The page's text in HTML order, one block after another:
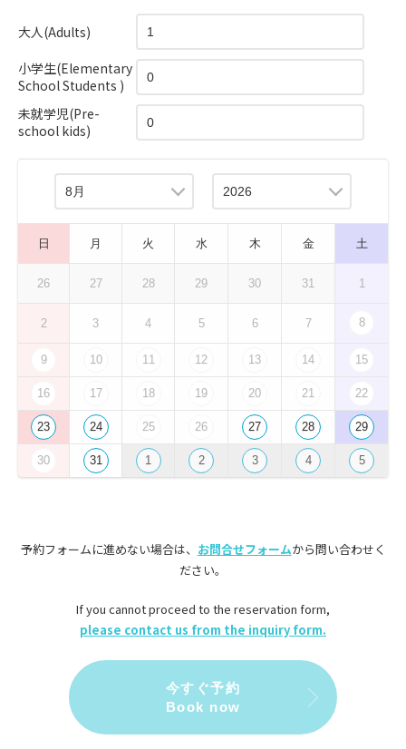
大人(Adults)
小学生(Elementary
School Students )
未就学児(Pre-
school kids)
日 月 火 水 木 金 土
26 27 28 29 30 31 1
2 3 4 5 6 7 8
9 10 11 12 13 14 15
16 17 18 19 20 21 22
23 24 25 26 27 28 29
30 31 1 2 3 4 5
予約フォームに進めない場合は、 お問合せフォームから問い合わせく
ださい。
If you cannot proceed to the reservation form,
please contact us from the inquiry form.
今すぐ予約
Book now